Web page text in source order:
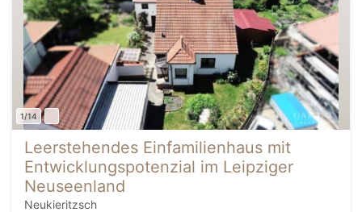
1/14
Leerstehendes Einfamilienhaus mit
Entwicklungspotenzial im Leipziger
Neuseenland
Neukieritzsch